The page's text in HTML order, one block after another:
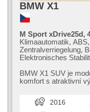
BMW X1
M Sport xDrive25d,
Klimaautomatik,
Zentralverriegelung,
Elektronisches
Ledersitze,
Anhängerkupplung,
Servolenkung, El.
Dachscheibe,
BMW X1 SUV je
komfort s atraktivní
2016